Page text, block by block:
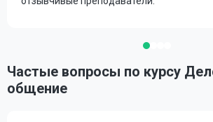
Частые вопросы по курсу
общение